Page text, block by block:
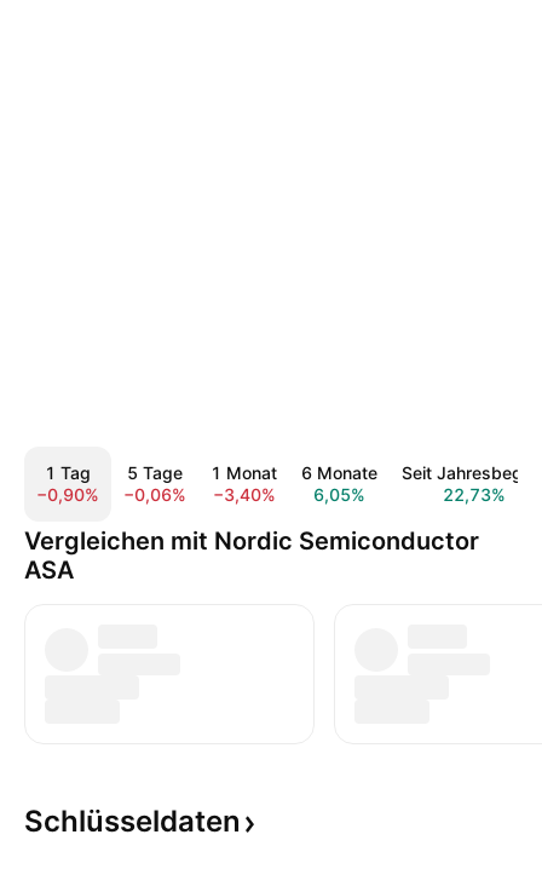
1 Tag
−0,90%
5 Tage
−0,06%
1 Monat
−3,40%
6 Monate
6,05%
Seit
22,73%
Vergleichen mit Nordic Semiconductor
ASA
Schlüsseldaten